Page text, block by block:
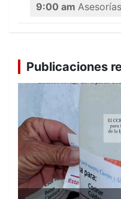
9:00 am Asesorías
Publicaciones